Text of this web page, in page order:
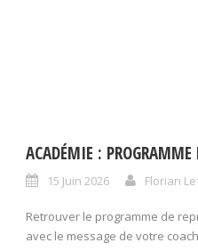
ACADÉMIE : PROGRAMME
15 Juin 2026 Florian
Retrouver le programme de
avec le message de votre